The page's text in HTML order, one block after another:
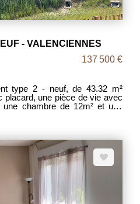
- VALENCIENNES
137 500 €
type 2 - neuf, de 43.32 m²
placard, une pièce de vie avec
une chambre de 12m² et une
commun. DPE : C (97).
FAI (les frais d'agence sont
par les vendeurs). Contact